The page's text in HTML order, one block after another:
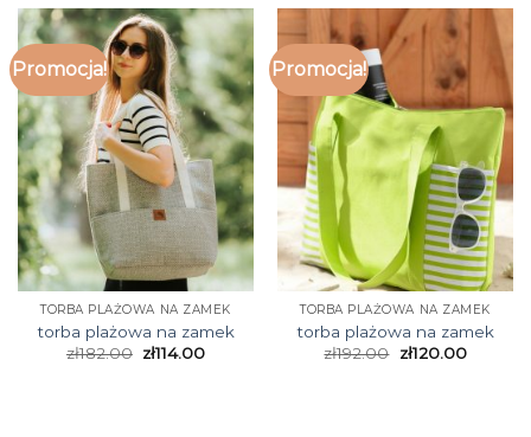
Promocja!
TORBA PLAŻOWA NA ZAMEK
torba plażowa na zamek
zł182.00 zł114.00
Promocja!
TORBA PLAŻOWA NA ZAMEK
torba plażowa na zamek
zł192.00 zł120.00